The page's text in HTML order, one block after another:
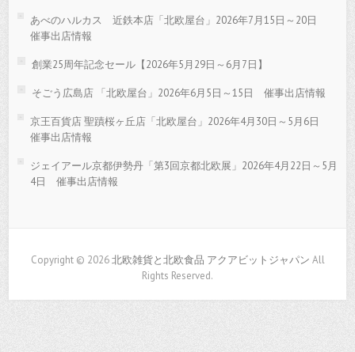
あべのハルカス 近鉄本店「北欧屋台」2026年7月15日～20日
催事出店情報
創業25周年記念セール【2026年5月29日～6月7日】
そごう広島店 「北欧屋台」2026年6月5日～15日 催事出店情報
京王百貨店 聖蹟桜ヶ丘店「北欧屋台」2026年4月30日～5月6日
催事出店情報
ジェイアール京都伊勢丹「第3回京都北欧展」2026年4月22日～5月
4日 催事出店情報
Copyright © 2026北欧雑貨と北欧食品 アクアビットジャパン All
Rights Reserved.